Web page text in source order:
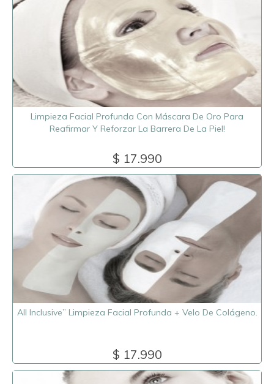
Limpieza Facial Profunda Con Máscara De Oro Para
Reafirmar Y Reforzar La Barrera De La Piel!
$ 17.990
All Inclusive” Limpieza Facial Profunda + Velo De Colágeno.
$ 17.990